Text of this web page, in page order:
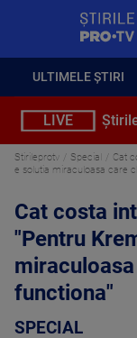
ULTIMELE ȘTIRI
LIVE
Stirileprotv Special
Cat
e solutia miraculoasa care
Cat costa
"Pentru
functiona"
SPECIAL